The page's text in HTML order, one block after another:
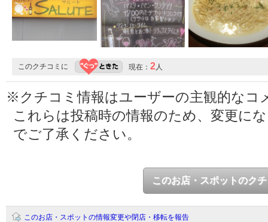
このクチコミに 現在： 2 人
※クチコミ情報はユーザーの主観的なコ
これらは投稿時の情報のため、変更に
でご了承ください。
このお店・スポットのク
このお店・スポットの情報変更や閉店・移転を報告